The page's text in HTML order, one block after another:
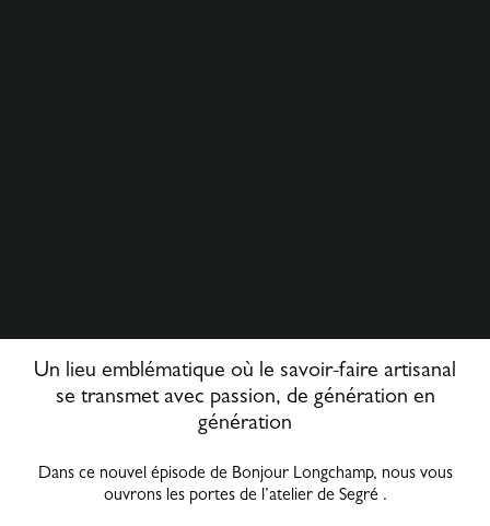
Un lieu emblématique où le savoir-faire artisanal
se transmet avec passion, de génération en
génération
Dans ce nouvel épisode de Bonjour Longchamp, nous vous
ouvrons les portes de l’atelier de Segré .